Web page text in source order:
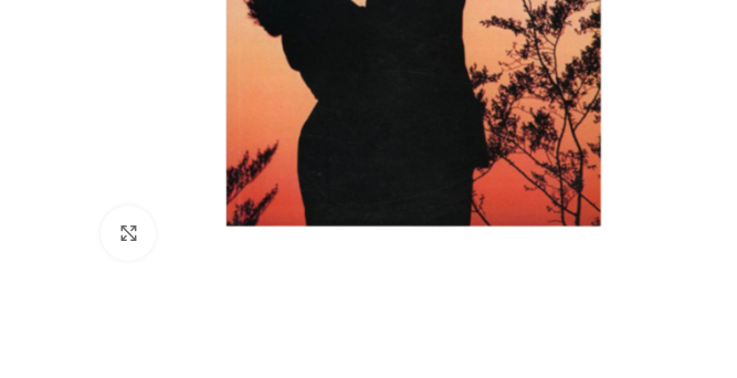
Kliknij, aby powiększyć